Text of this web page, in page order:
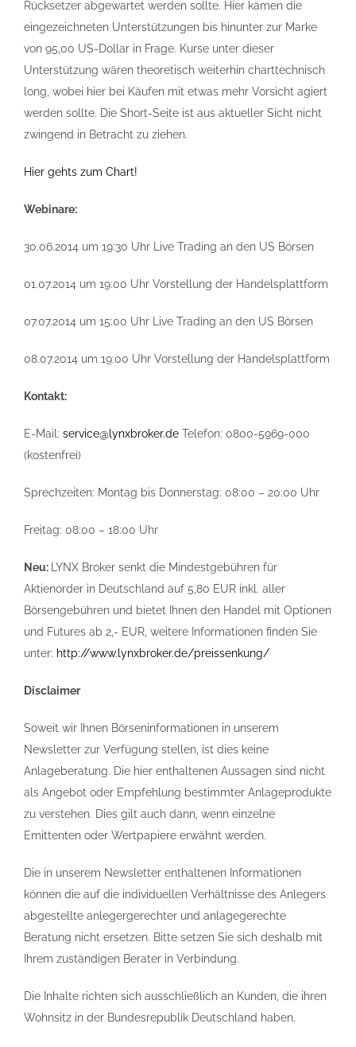
Rücksetzer abgewartet werden sollte. Hier kämen die
eingezeichneten Unterstützungen bis hinunter zur Marke
von 95,00 US-Dollar in Frage. Kurse unter dieser
Unterstützung wären theoretisch weiterhin charttechnisch
long, wobei hier bei Käufen mit etwas mehr Vorsicht agiert
werden sollte. Die Short-Seite ist aus aktueller Sicht nicht
zwingend in Betracht zu ziehen.
Hier gehts zum Chart!
Webinare:
30.06.2014 um 19:30 Uhr Live Trading an den US Börsen
01.07.2014 um 19:00 Uhr Vorstellung der Handelsplattform
07.07.2014 um 15:00 Uhr Live Trading an den US Börsen
08.07.2014 um 19:00 Uhr Vorstellung der Handelsplattform
Kontakt:
E-Mail: service@lynxbroker.de Telefon: 0800-5969-000
(kostenfrei)
Sprechzeiten: Montag bis Donnerstag: 08:00 – 20:00 Uhr
Freitag: 08:00 – 18:00 Uhr
Neu: LYNX Broker senkt die Mindestgebühren für
Aktienorder in Deutschland auf 5,80 EUR inkl. aller
Börsengebühren und bietet Ihnen den Handel mit Optionen
und Futures ab 2,- EUR, weitere Informationen finden Sie
unter: http://www.lynxbroker.de/preissenkung/
Disclaimer
Soweit wir Ihnen Börseninformationen in unserem
Newsletter zur Verfügung stellen, ist dies keine
Anlageberatung. Die hier enthaltenen Aussagen sind nicht
als Angebot oder Empfehlung bestimmter Anlageprodukte
zu verstehen. Dies gilt auch dann, wenn einzelne
Emittenten oder Wertpapiere erwähnt werden.
Die in unserem Newsletter enthaltenen Informationen
können die auf die individuellen Verhältnisse des Anlegers
abgestellte anlegergerechter und anlagegerechte
Beratung nicht ersetzen. Bitte setzen Sie sich deshalb mit
Ihrem zuständigen Berater in Verbindung.
Die Inhalte richten sich ausschließlich an Kunden, die ihren
Wohnsitz in der Bundesrepublik Deutschland haben.